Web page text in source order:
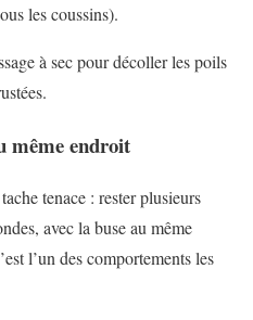
les coussins).
à sec pour décoller les poils
même endroit
tenace : rester plusieurs
avec la buse au même
l’un des comportements les